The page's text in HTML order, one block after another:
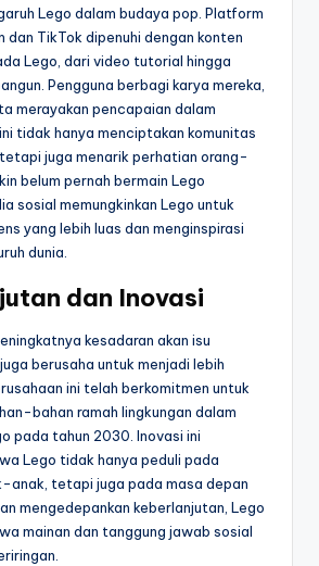
Lego dalam budaya pop. Platform
TikTok dipenuhi dengan konten
Lego, dari video tutorial hingga
Pengguna berbagi karya mereka,
merayakan pencapaian dalam
tidak hanya menciptakan komunitas
juga menarik perhatian orang-
belum pernah bermain Lego
sosial memungkinkan Lego untuk
yang lebih luas dan menginspirasi
dunia.
dan Inovasi
kesadaran akan isu
berusaha untuk menjadi lebih
ini telah berkomitmen untuk
bahan ramah lingkungan dalam
pada tahun 2030. Inovasi ini
Lego tidak hanya peduli pada
anak, tetapi juga pada masa depan
mengedepankan keberlanjutan, Lego
mainan dan tanggung jawab sosial